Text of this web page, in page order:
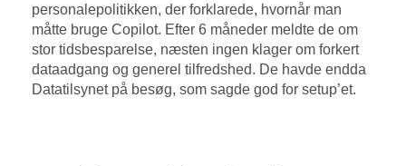
personalepolitikken, der forklarede, hvornår man
måtte bruge Copilot. Efter 6 måneder meldte de om
stor tidsbesparelse, næsten ingen klager om forkert
dataadgang og generel tilfredshed. De havde endda
Datatilsynet på besøg, som sagde god for setup’et.